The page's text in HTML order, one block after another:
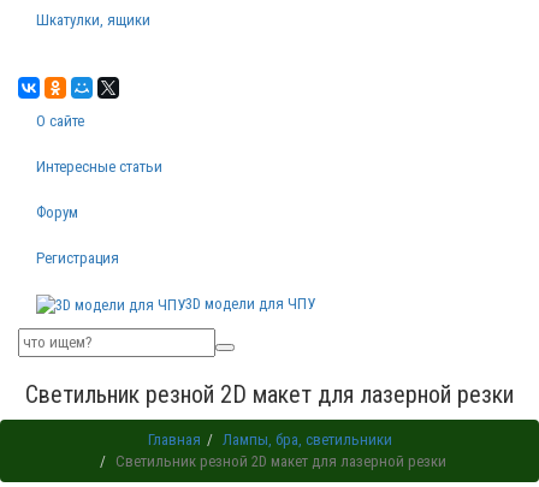
Шкатулки, ящики
О сайте
Интересные статьи
Форум
Регистрация
3D модели для ЧПУ
Светильник резной 2D макет для лазерной резки
Главная
Лампы, бра, светильники
Светильник резной 2D макет для лазерной резки